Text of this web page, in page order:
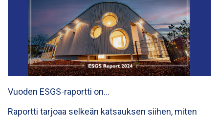
Vuoden ESGS-raportti on…
Raportti tarjoaa selkeän katsauksen siihen, miten